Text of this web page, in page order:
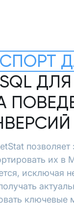
SQL ДЛЯ
позволяет
их в
исключая
ключевые